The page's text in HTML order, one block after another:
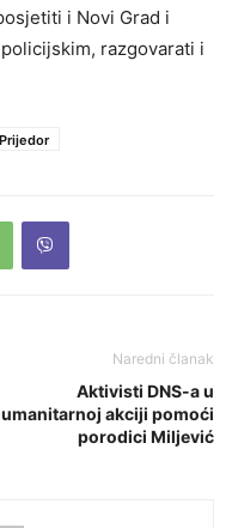
i Novi Grad i
razgovarati i
Prijedor
Naredni članak
Aktivisti DNS-a u
akciji pomoći
porodici Miljević